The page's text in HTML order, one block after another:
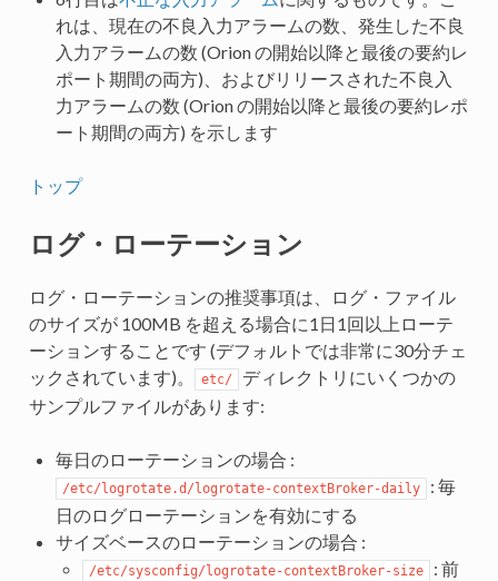
れは、現在の不良入力アラームの数、発生した不良
入力アラームの数 (Orion の開始以降と最後の要約レ
ポート期間の両方)、およびリリースされた不良入
力アラームの数 (Orion の開始以降と最後の要約レポ
ート期間の両方) を示します
トップ
ログ・ローテーション
ログ・ローテーションの推奨事項は、ログ・ファイル
のサイズが 100MB を超える場合に1日1回以上ローテ
ーションすることです (デフォルトでは非常に30分チェ
ックされています)。
etc/
ディレクトリにいくつかの
サンプルファイルがあります:
毎日のローテーションの場合 :
/etc/logrotate.d/logrotate-contextBroker-daily
: 毎
日のログローテーションを有効にする
サイズベースのローテーションの場合 :
/etc/sysconfig/logrotate-contextBroker-size
: 前